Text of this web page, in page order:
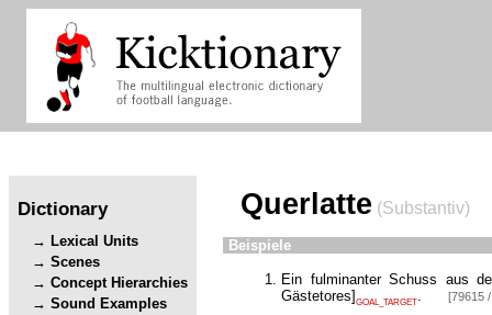
Dictionary
Lexical Units
Scenes
Concept Hierarchies
Sound Examples
Querlatte (Substantiv)
Beispiele
Ein fulminanter Schuss aus
Gästetores] GOAL_TARGET. [79615